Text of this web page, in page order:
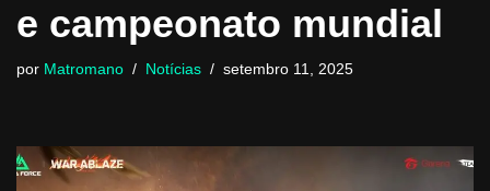
e campeonato mundial
por Matromano Notícias setembro 11, 2025